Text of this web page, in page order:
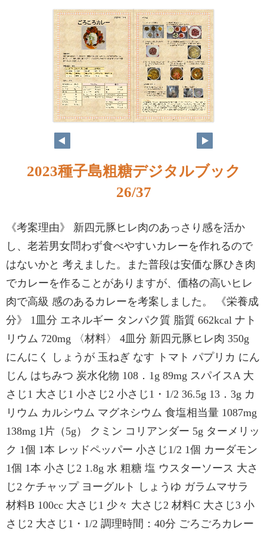
2023種子島粗糖デジタルブック
26/37
《考案理由》 新四元豚ヒレ肉のあっさり感を活か
し、老若男女問わず食べやすいカレーを作れるので
はないかと 考えました。また普段は安価な豚ひき肉
でカレーを作ることがありますが、価格の高いヒレ
肉で高級 感のあるカレーを考案しました。 《栄養成
分》 1皿分 エネルギー タンパク質 脂質 662kcal ナト
リウム 720mg 〈材料〉 4皿分 新四元豚ヒレ肉 350g
にんにく しょうが 玉ねぎ なす トマト パプリカ にん
じん はちみつ 炭水化物 108．1g 89mg スパイスA 大
さじ1 大さじ1 小さじ2 小さじ1・1/2 36.5g 13．3g カ
リウム カルシウム マグネシウム 食塩相当量 1087mg
138mg 1片（5g） クミン コリアンダー 5g ターメリッ
ク 1個 1本 レッドペッパー 小さじ1/2 1個 カーダモン
1個 1本 小さじ2 1.8g 水 粗糖 塩 ウスターソース 大さ
じ2 ケチャップ ヨーグルト しょうゆ ガラムマサラ
材料B 100cc 大さじ1 少々 大さじ2 材料C 大さじ3 小
さじ2 大さじ1・1/2 調理時間：40分 ごろごろカレー